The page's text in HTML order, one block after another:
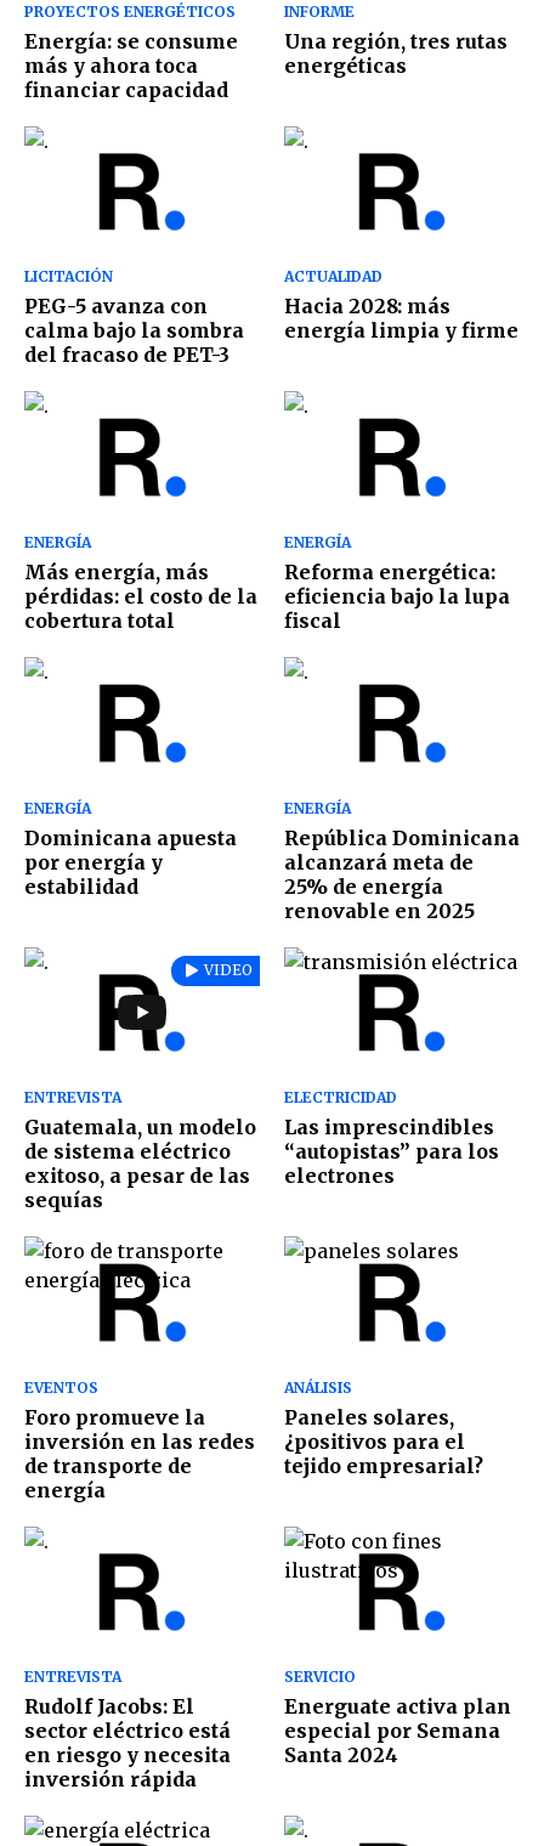
PROYECTOS ENERGÉTICOS
Energía: se consume
más y ahora toca
financiar capacidad
INFORME
Una región, tres rutas
energéticas
LICITACIÓN
PEG-5 avanza con
calma bajo la sombra
del fracaso de PET-3
ACTUALIDAD
Hacia 2028: más
energía limpia y firme
ENERGÍA
Más energía, más
pérdidas: el costo de la
cobertura total
ENERGÍA
Reforma energética:
eficiencia bajo la lupa
fiscal
ENERGÍA
Dominicana apuesta
por energía y
estabilidad
ENERGÍA
República Dominicana
alcanzará meta de
25% de energía
renovable en 2025
VIDEO
ENTREVISTA
Guatemala, un modelo
de sistema eléctrico
exitoso, a pesar de las
sequías
ELECTRICIDAD
Las imprescindibles
“autopistas” para los
electrones
EVENTOS
Foro promueve la
inversión en las redes
de transporte de
energía
ANÁLISIS
Paneles solares,
¿positivos para el
tejido empresarial?
ENTREVISTA
Rudolf Jacobs: El
sector eléctrico está
en riesgo y necesita
inversión rápida
SERVICIO
Energuate activa plan
especial por Semana
Santa 2024